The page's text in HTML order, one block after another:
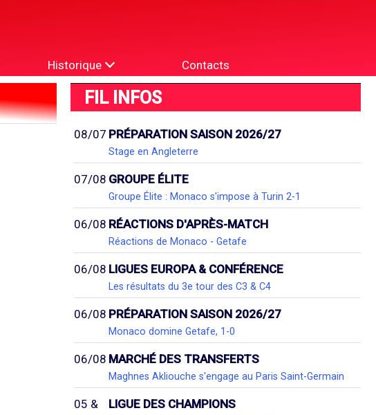
Historique Contacts
FIL INFOS
08/07 PRÉPARATION SAISON 2026/27
Stage en Angleterre
07/08 GROUPE ÉLITE
Groupe Élite : Monaco s'impose à Turin 2-1
06/08 RÉACTIONS D'APRÈS-MATCH
Réactions de Monaco - Getafe
06/08 LIGUES EUROPA & CONFÉRENCE
Les résultats du 3e tour des C3 & C4
06/08 PRÉPARATION SAISON 2026/27
Monaco domine Getafe, 1-0
06/08 MARCHÉ DES TRANSFERTS
Maghnes Akliouche s'engage au Paris Saint-Germain
05 &
LIGUE DES CHAMPIONS